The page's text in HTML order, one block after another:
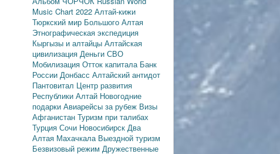
Music Chart 2022 Алтай-кижи
Тюркский мир Большого Алтая
Этнографическая экспедиция
Кыргызы и алтайцы Алтайская
цивилизация Деньги СВО
Мобилизация Отток капитала Банк
России Донбасс Алтайский антидот
Пантовитал Центр развития
Республики Алтай Новогодние
подарки Авиарейсы за рубеж Визы
Афганистан Туризм при талибах
Турция Сочи Новосибирск Два
Алтая Махачкала Выездной туризм
Безвизовый режим Дружественные